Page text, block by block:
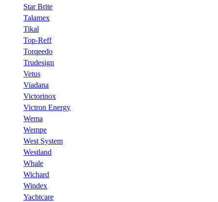
Star Brite
Talamex
Tikal
Top-Reff
Torqeedo
Trudesign
Vetus
Viadana
Victorinox
Victron Energy
Wema
Wempe
West System
Westland
Whale
Wichard
Windex
Yachtcare